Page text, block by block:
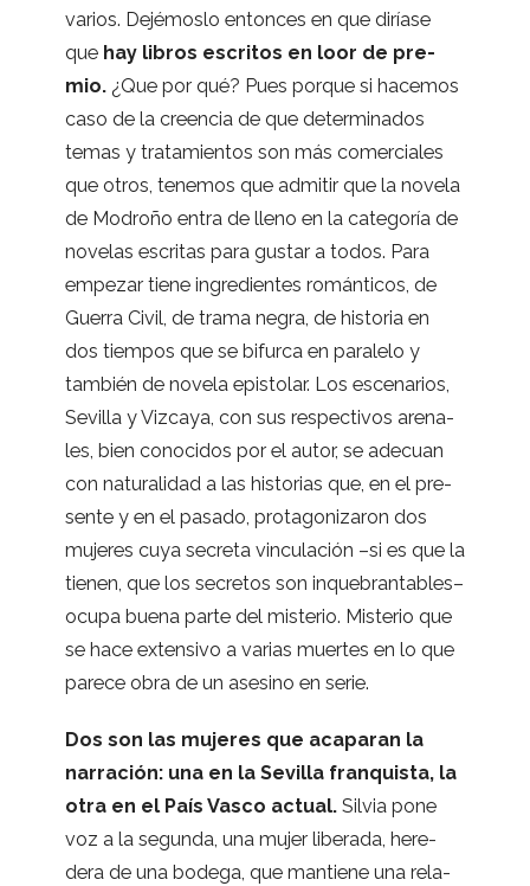
varios. Dejé­moslo enton­ces en que diríase
que hay libros escri­tos en loor de pre­
mio.¿Que por qué? Pues por­que si hace­mos
caso de la creen­cia de que deter­mi­na­dos
temas y tra­ta­mien­tos son más comer­cia­les
que otros, tene­mos que admi­tir que la novela
de Modroño entra de lleno en la cate­go­ría de
nove­las escri­tas para gus­tar a todos. Para
empe­zar tiene ingre­dien­tes román­ti­cos, de
Gue­rra Civil, de trama negra, de his­to­ria en
dos tiem­pos que se bifurca en para­lelo y
tam­bién de novela epis­to­lar. Los esce­na­rios,
Sevi­lla y Viz­caya, con sus res­pec­ti­vos are­na­
les, bien cono­ci­dos por el autor, se ade­cuan
con natu­ra­li­dad a las his­to­rias que, en el pre­
sente y en el pasado, pro­ta­go­ni­za­ron dos
muje­res cuya secreta vin­cu­la­ción –si es que la
tie­nen, que los secre­tos son inque­bran­ta­bles–
ocupa buena parte del mis­te­rio. Mis­te­rio que
se hace exten­sivo a varias muer­tes en lo que
parece obra de un ase­sino en serie.
Dos son las muje­res que aca­pa­ran la
narra­ción: una en la Sevi­lla fran­quista, la
otra en el País Vasco actual.Sil­via pone
voz a la segunda, una mujer libe­rada, here­
dera de una bodega, que man­tiene una rela­